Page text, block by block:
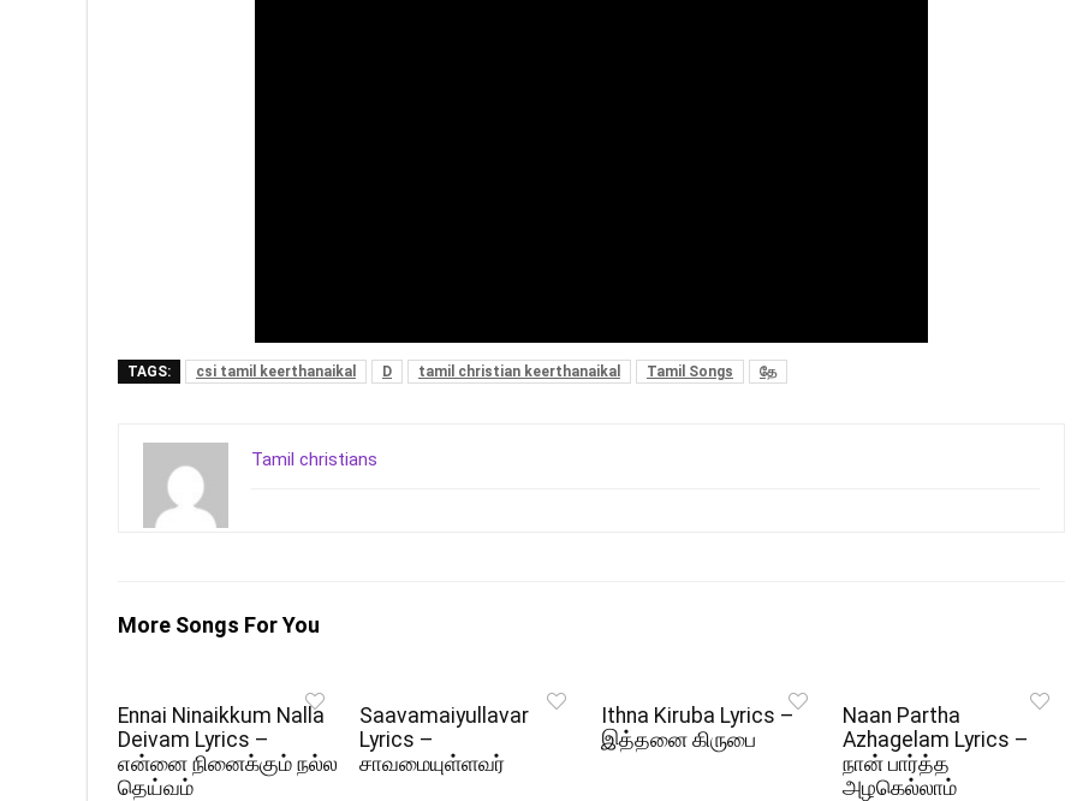
TAGS: csi tamil keerthanaikal D tamil christian keerthanaikal Tamil Songs தே
Tamil christians
More Songs For You
Ennai Ninaikkum Nalla
Deivam Lyrics –
என்னை நினைக்கும் நல்ல
தெய்வம்
Saavamaiyullavar
Lyrics –
சாவமையுள்ளவர்
Ithna Kiruba Lyrics –
இத்தனை கிருபை
Naan Partha
Azhagelam Lyrics –
நான் பார்த்த
அழகெல்லாம்